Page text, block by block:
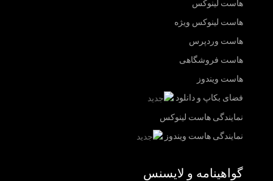
هاست لینوکس
هاست لینوکس ویژه
هاست وردپرس
هاست فروشگاهی
هاست ویندوز
فضای بکاپ و دانلود
نمایندگی هاست لینوکس
نمایندگی هاست ویندوز
گواهینامه و لایسنس